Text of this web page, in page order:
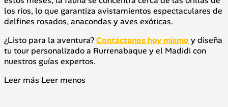
los ríos, lo que garantiza avistamientos espectaculares de
delfines rosados, anacondas y aves exóticas.
¿Listo para la aventura?Contáctanos hoy mismo y diseña
tu tour personalizado a Rurrenabaque y el Madidi con
nuestros guías expertos.
Leer más Leer menos